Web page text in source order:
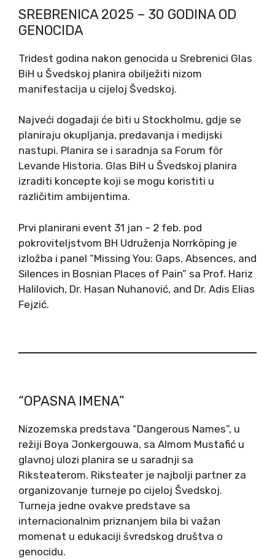
SREBRENICA 2025 – 30 GODINA OD
GENOCIDA
Tridest godina nakon genocida u Srebrenici Glas
BiH u Švedskoj planira obilježiti nizom
manifestacija u cijeloj Švedskoj.
Najveći događaji će biti u Stockholmu, gdje se
planiraju okupljanja, predavanja i medijski
nastupi. Planira se i saradnja sa Forum för
Levande Historia. Glas BiH u Švedskoj planira
izraditi koncepte koji se mogu koristiti u
različitim ambijentima.
Prvi planirani event 31 jan – 2 feb. pod
pokroviteljstvom BH Udruženja Norrköping je
izložba i panel “Missing You: Gaps, Absences, and
Silences in Bosnian Places of Pain” sa Prof. Hariz
Halilovich, Dr. Hasan Nuhanović, and Dr. Adis Elias
Fejzić.
“OPASNA IMENA”
Nizozemska predstava “Dangerous Names”, u
režiji Boya Jonkergouwa, sa Almom Mustafić u
glavnoj ulozi planira se u saradnji sa
Riksteaterom. Riksteater je najbolji partner za
organizovanje turneje po cijeloj Švedskoj.
Turneja jedne ovakve predstave sa
internacionalnim priznanjem bila bi važan
momenat u edukaciji švredskog društva o
genocidu.